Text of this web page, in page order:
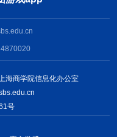
海商学院信息化办公室
号